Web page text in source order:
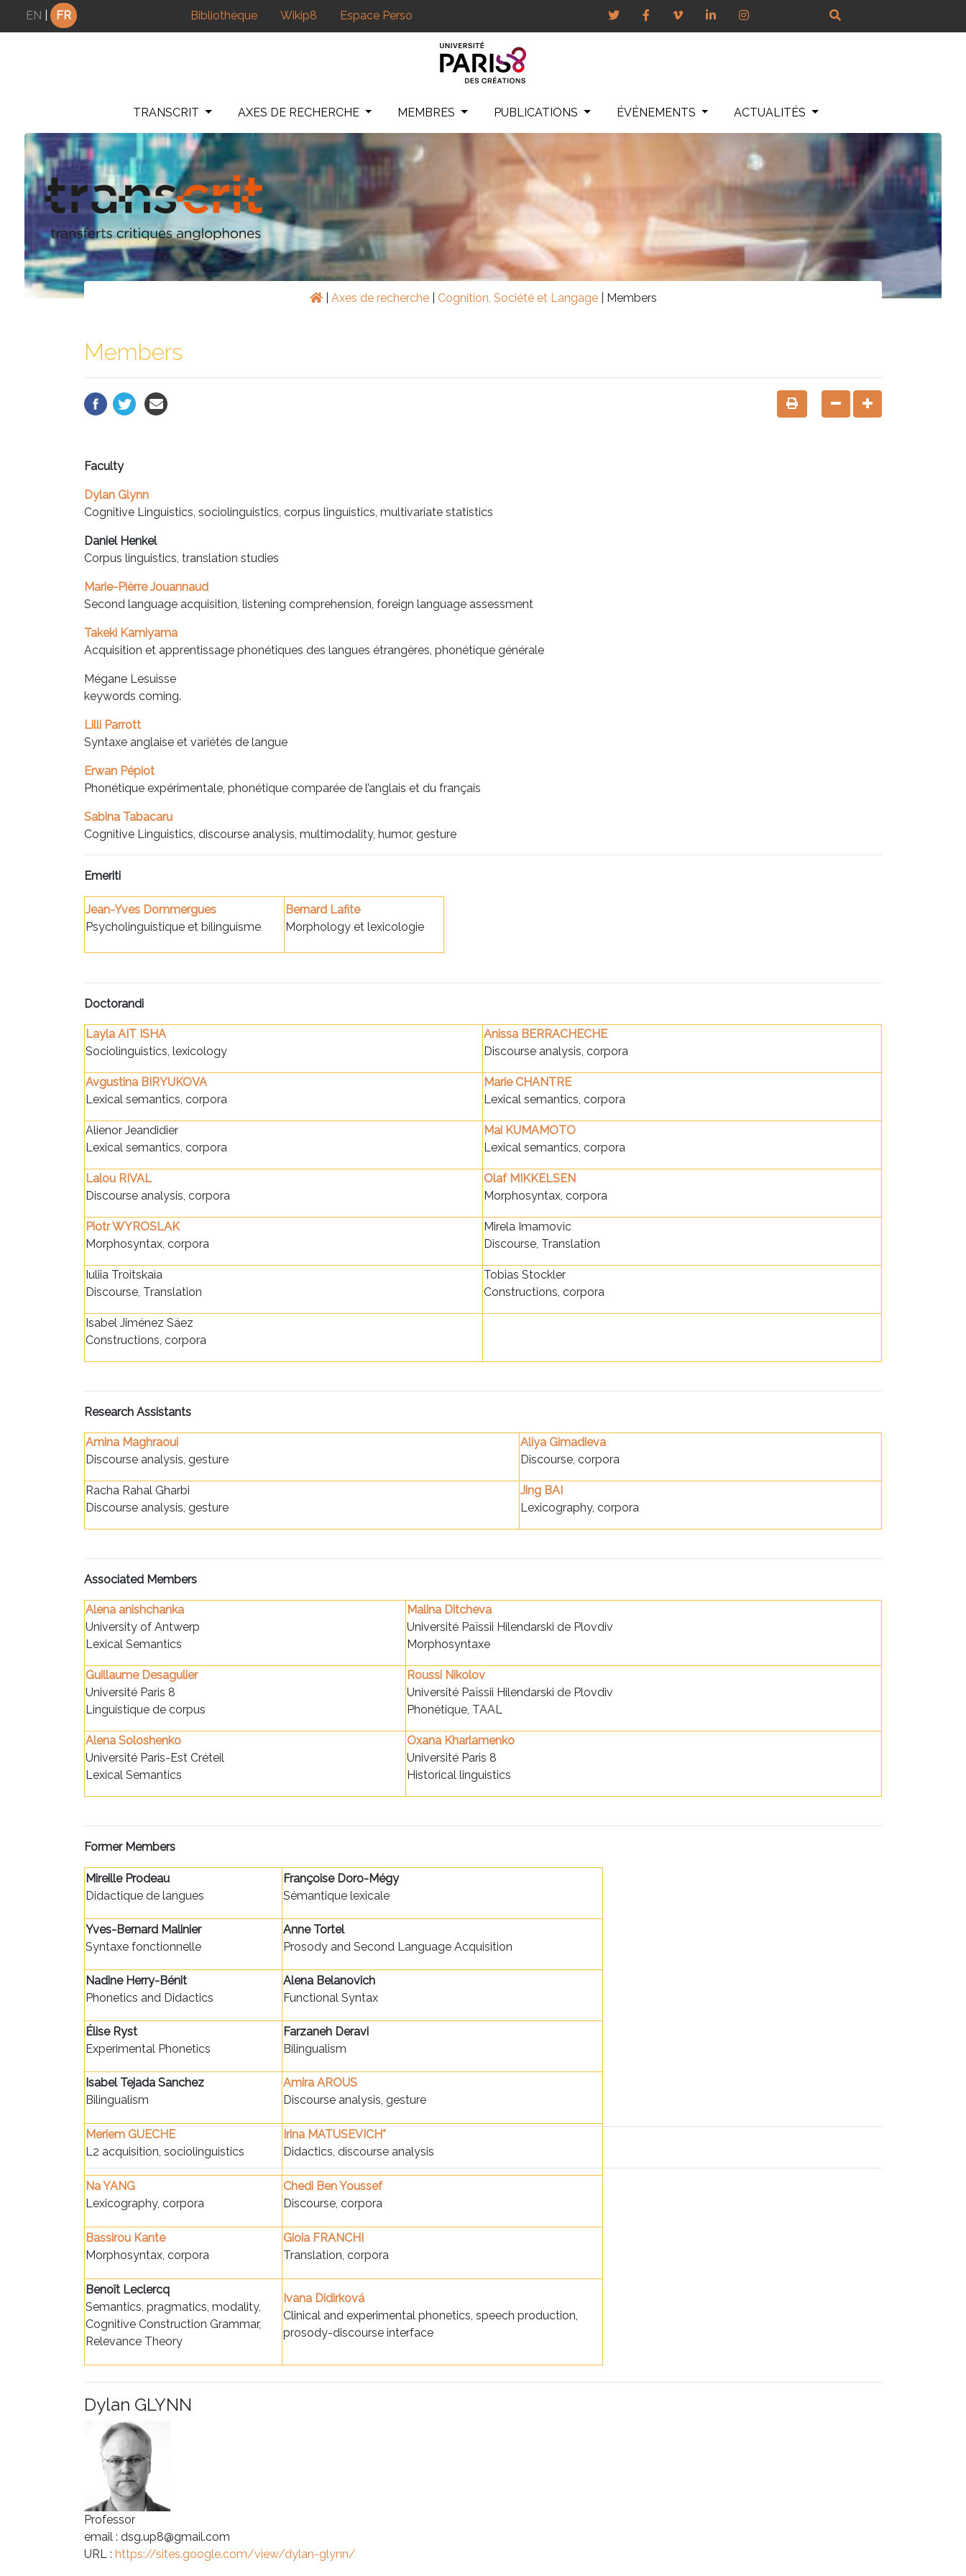
Panneau de gestion des cookies
EN FR Bibliothèque Wikip8 Espace Perso
TRANSCRIT AXES DE RECHERCHE MEMBRES PUBLICATIONS ÉVÉNEMENTS ACTUALITÉS
Axes de recherche Cognition, Société et Langage Members
Members
Faculty
Dylan Glynn
Cognitive Linguistics, sociolinguistics, corpus linguistics, multivariate statistics
Daniel Henkel
Corpus linguistics, translation studies
Marie-Pièrre Jouannaud
Second language acquisition, listening comprehension, foreign language assessment
Takeki Kamiyama
Acquisition et apprentissage phonétiques des langues étrangères, phonétique générale
Mégane Lesuisse
keywords coming.
Lilli Parrott
Syntaxe anglaise et variétés de langue
Erwan Pépiot
Phonétique expérimentale, phonétique comparée de l’anglais et du français
Sabina Tabacaru
Cognitive Linguistics, discourse analysis, multimodality, humor, gesture
Emeriti
Jean-Yves Dommergues
Psycholinguistique et bilinguisme
Bernard Lafite
Morphology et lexicologie
Doctorandi
Layla AIT ISHA
Sociolinguistics, lexicology
Anissa BERRACHECHE
Discourse analysis, corpora
Avgustina BIRYUKOVA
Lexical semantics, corpora
Marie CHANTRE
Lexical semantics, corpora
Alienor Jeandidier
Lexical semantics, corpora
Mai KUMAMOTO
Lexical semantics, corpora
Lalou RIVAL
Discourse analysis, corpora
Olaf MIKKELSEN
Morphosyntax, corpora
Piotr WYROSLAK
Morphosyntax, corpora
Mirela Imamovic
Discourse, Translation
Iuliia Troitskaia
Discourse, Translation
Tobias Stockler
Constructions, corpora
Isabel Jiménez Sáez
Constructions, corpora
Research Assistants
Amina Maghraoui
Discourse analysis, gesture
Aliya Gimadieva
Discourse, corpora
Racha Rahal Gharbi
Discourse analysis, gesture
Jing BAI
Lexicography, corpora
Associated Members
Alena anishchanka
University of Antwerp
Lexical Semantics
Malina Ditcheva
Université Païssii Hilendarski de Plovdiv
Morphosyntaxe
Guillaume Desagulier
Université Paris 8
Linguistique de corpus
Roussi Nikolov
Université Païssii Hilendarski de Plovdiv
Phonétique, TAAL
Alena Soloshenko
Université Paris-Est Créteil
Lexical Semantics
Oxana Kharlamenko
Université Paris 8
Historical linguistics
Former Members
Mireille Prodeau
Didactique de langues
Françoise Doro-Mégy
Sémantique lexicale
Yves-Bernard Malinier
Syntaxe fonctionnelle
Anne Tortel
Prosody and Second Language Acquisition
Nadine Herry-Bénit
Phonetics and Didactics
Alena Belanovich
Functional Syntax
Élise Ryst
Experimental Phonetics
Farzaneh Deravi
Bilingualism
Isabel Tejada Sanchez
Bilingualism
Amira AROUS
Discourse analysis, gesture
Meriem GUECHE
L2 acquisition, sociolinguistics
Irina MATUSEVICH*
Didactics, discourse analysis
Na YANG
Lexicography, corpora
Chedi Ben Youssef
Discourse, corpora
Bassirou Kante
Morphosyntax, corpora
Gioia FRANCHI
Translation, corpora
Benoît Leclercq
Semantics, pragmatics, modality,
Cognitive Construction Grammar,
Relevance Theory
Ivana Didirková
Clinical and experimental phonetics, speech production,
prosody-discourse interface
Dylan GLYNN
Professor
email : dsg.up8@gmail.com
URL : https://sites.google.com/view/dylan-glynn/